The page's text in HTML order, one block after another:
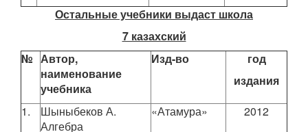
Остальные учебники выдаст школа
7 казахский
№ Автор,
наименование
учебника
Изд-во
год
издания
1.
Шыныбеков А.
Алгебра
«Атамура» 2012